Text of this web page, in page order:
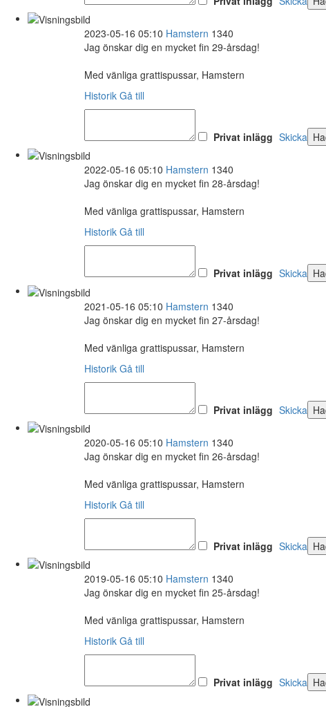
2023-05-16 05:10 Hamstern 1340
Jag önskar dig en mycket fin 29-årsdag!
Med vänliga grattispussar, Hamstern
Historik Gå till
Privat inlägg Skicka
2022-05-16 05:10 Hamstern 1340
Jag önskar dig en mycket fin 28-årsdag!
Med vänliga grattispussar, Hamstern
Historik Gå till
Privat inlägg Skicka
2021-05-16 05:10 Hamstern 1340
Jag önskar dig en mycket fin 27-årsdag!
Med vänliga grattispussar, Hamstern
Historik Gå till
Privat inlägg Skicka
2020-05-16 05:10 Hamstern 1340
Jag önskar dig en mycket fin 26-årsdag!
Med vänliga grattispussar, Hamstern
Historik Gå till
Privat inlägg Skicka
2019-05-16 05:10 Hamstern 1340
Jag önskar dig en mycket fin 25-årsdag!
Med vänliga grattispussar, Hamstern
Historik Gå till
Privat inlägg Skicka